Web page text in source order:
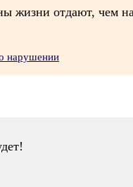
жизни отдают, чем
нарушении